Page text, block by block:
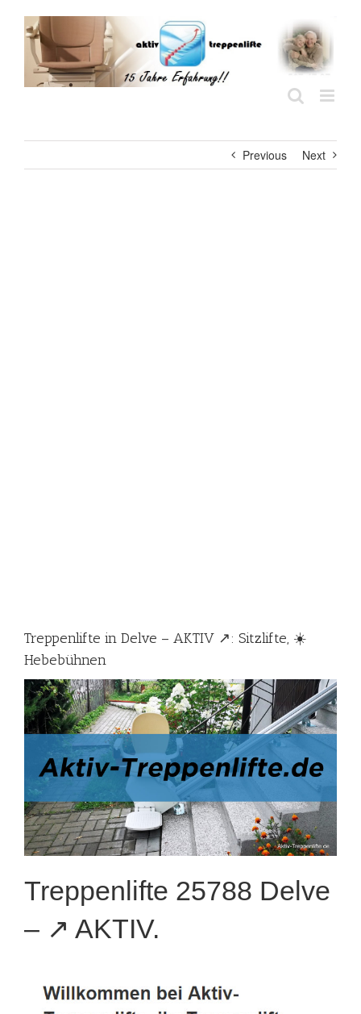
content
Previous Next
Treppenlifte in Delve – AKTIV ↗️: Sitzlifte, ☀️
Hebebühnen
Treppenlifte 25788 Delve
– ↗️ AKTIV.